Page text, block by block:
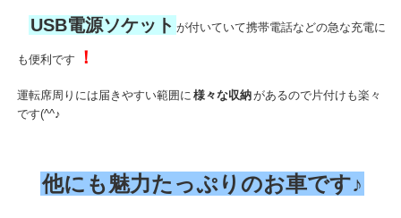
USB電源ソケット が付いていて携帯電話などの急な充電に
も便利です ！
運転席周りには届きやすい範囲に 様々な収納があるので片付けも楽々
です(^^♪
他にも魅力たっぷりのお車です♪